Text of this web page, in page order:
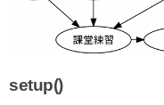
setup()